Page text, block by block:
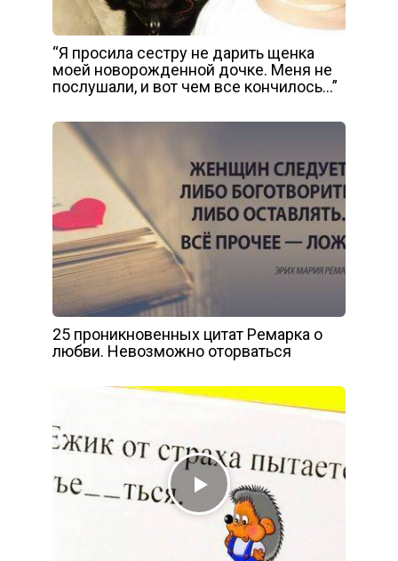
“Я просила сестру не дарить щенка
моей новорожденной дочке. Меня не
послушали, и вот чем все кончилось…”
25 проникновенных цитат Ремарка о
любви. Невозможно оторваться